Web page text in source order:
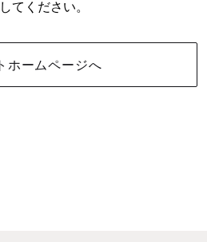
てください。
ホームページへ